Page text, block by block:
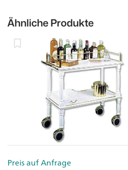
Ähnliche Produkte
Preis auf Anfrage